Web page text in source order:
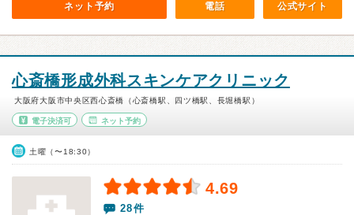
ネット予約 電話 公式サイト
心斎橋形成外科スキンケアクリニック
大阪府大阪市中央区西心斎橋（心斎橋駅、四ツ橋駅、長堀橋駅）
電子決済可 ネット予約
土曜（〜18:30）
4.69
28件